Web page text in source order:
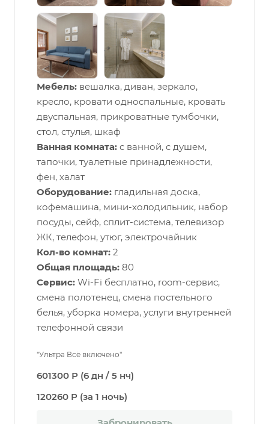
Мебель: вешалка, диван, зеркало,
кресло, кровати односпальные, кровать
двуспальная, прикроватные тумбочки,
стол, стулья, шкаф
Ванная комната: с ванной, с душем,
тапочки, туалетные принадлежности,
фен, халат
Оборудование: гладильная доска,
кофемашина, мини-холодильник, набор
посуды, сейф, сплит-система, телевизор
ЖК, телефон, утюг, электрочайник
Кол-во комнат: 2
Общая площадь: 80
Сервис: Wi-Fi бесплатно, room-сервис,
смена полотенец, смена постельного
белья, уборка номера, услуги внутренней
телефонной связи
"Ультра Всё включено"
601300 Р (6 дн / 5 нч)
120260 Р (за 1 ночь)